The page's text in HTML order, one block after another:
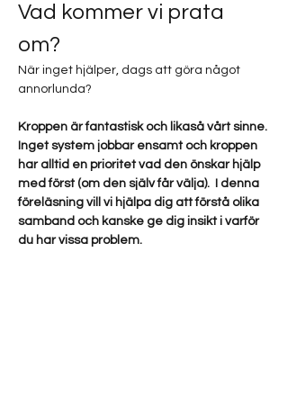
Vad kommer vi prata
om?
När inget hjälper, dags att göra något
annorlunda?
Kroppen är fantastisk och likaså vårt sinne.
Inget system jobbar ensamt och kroppen
har alltid en prioritet vad den önskar hjälp
med först (om den själv får välja).  I denna
föreläsning vill vi hjälpa dig att förstå olika
samband och kanske ge dig insikt i varför
du har vissa problem.